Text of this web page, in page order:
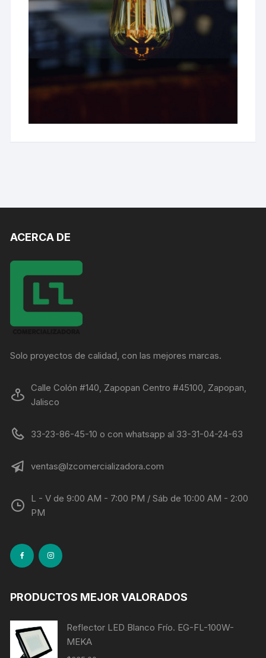
ACERCA DE
Solo proyectos de calidad, con las mejores marcas.
Calle Colón #140, Zapopan Centro #45100, Zapopan,
Jalisco
33-23-86-45-10 o con whatsapp al 33-31-04-24-63
ventas@lzcomercializadora.com
L - V de 9:00 AM - 7:00 PM / Sáb de 10:00 AM - 2:00
PM
PRODUCTOS MEJOR VALORADOS
Reflector LED Blanco Frío. EG-FL-100W-
MEKA